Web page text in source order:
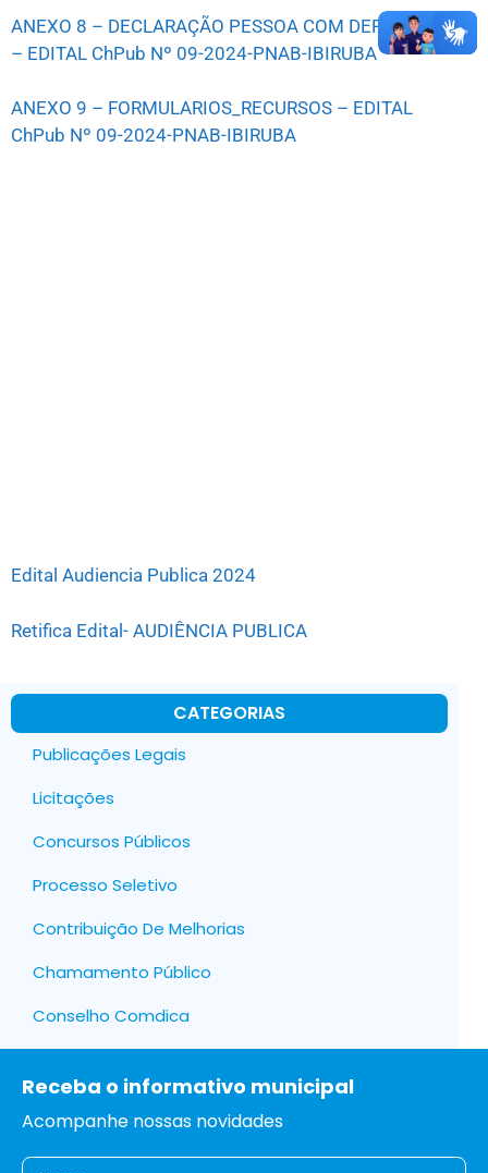
ANEXO 8 – DECLARAÇÃO PESSOA COM DEFICIÊNCIA
– EDITAL ChPub Nº 09-2024-PNAB-IBIRUBA
ANEXO 9 – FORMULARIOS_RECURSOS – EDITAL
ChPub Nº 09-2024-PNAB-IBIRUBA
Edital Audiencia Publica 2024
Retifica Edital- AUDIÊNCIA PUBLICA
CATEGORIAS
Publicações Legais
Licitações
Concursos Públicos
Processo Seletivo
Contribuição De Melhorias
Chamamento Público
Conselho Comdica
Receba o informativo municipal
Acompanhe nossas novidades